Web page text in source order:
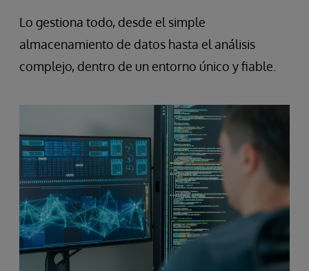
Lo gestiona todo, desde el simple
almacenamiento de datos hasta el análisis
complejo, dentro de un entorno único y fiable.